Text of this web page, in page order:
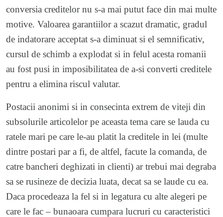
conversia creditelor nu s-a mai putut face din mai multe
motive. Valoarea garantiilor a scazut dramatic, gradul
de indatorare acceptat s-a diminuat si el semnificativ,
cursul de schimb a explodat si in felul acesta romanii
au fost pusi in imposibilitatea de a-si converti creditele
pentru a elimina riscul valutar.
Postacii anonimi si in consecinta extrem de viteji din
subsolurile articolelor pe aceasta tema care se lauda cu
ratele mari pe care le-au platit la creditele in lei (multe
dintre postari par a fi, de altfel, facute la comanda, de
catre bancheri deghizati in clienti) ar trebui mai degraba
sa se rusineze de decizia luata, decat sa se laude cu ea.
Daca procedeaza la fel si in legatura cu alte alegeri pe
care le fac – bunaoara cumpara lucruri cu caracteristici